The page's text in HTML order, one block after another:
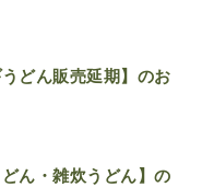
うどん販売延期】のお
どん・雑炊うどん】の